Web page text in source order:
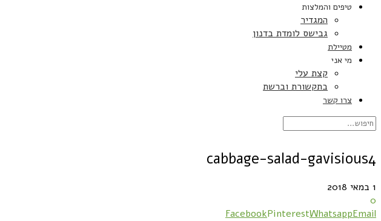
טיפים והמלצות
המגדיר
גבישס לומדת בדנון
מטיילת
מי אני
קצת עלי
בתקשורת וברשת
צרו קשר
cabbage-salad-gavisious4
1 במאי 2018
0
FacebookPinterestWhatsappEmail